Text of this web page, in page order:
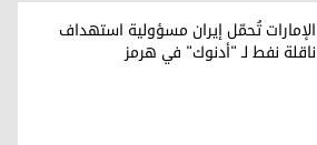
الإمارات تُحمّل إيران مسؤولية استهداف
ناقلة نفط لـ "أدنوك" في هرمز